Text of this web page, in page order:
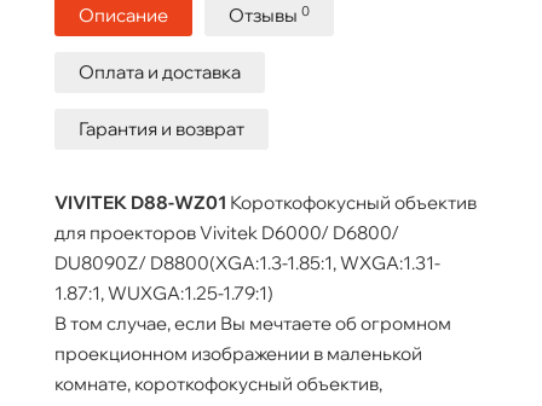
Описание Отзывы 0
Оплата и доставка
Гарантия и возврат
VIVITEK D88-WZ01 Короткофокусный объектив
для проекторов Vivitek D6000/ D6800/
DU8090Z/ D8800(XGA:1.3-1.85:1, WXGA:1.31-
1.87:1, WUXGA:1.25-1.79:1)
В том случае, если Вы мечтаете об огромном
проекционном изображении в маленькой
комнате, короткофокусный объектив,